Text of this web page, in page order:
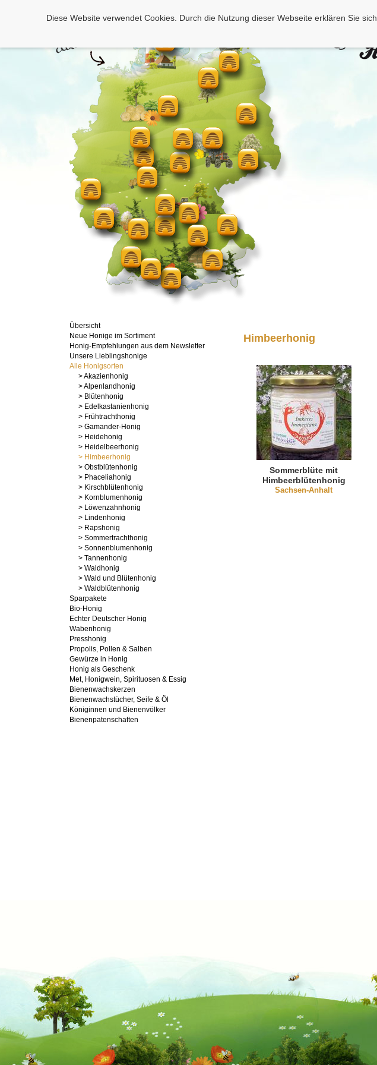
Diese Website verwendet Cookies. Durch die Nutzung dieser Webseite erklären Sie
Übersicht
Neue Honige im Sortiment
Honig-Empfehlungen aus dem Newsletter
Unsere Lieblingshonige
Alle Honigsorten
> Akazienhonig
> Alpenlandhonig
> Blütenhonig
> Edelkastanienhonig
> Frühtrachthonig
> Gamander-Honig
> Heidehonig
> Heidelbeerhonig
> Himbeerhonig
> Obstblütenhonig
> Phaceliahonig
> Kirschblütenhonig
> Kornblumenhonig
> Löwenzahnhonig
> Lindenhonig
> Rapshonig
> Sommertrachthonig
> Sonnenblumenhonig
> Tannenhonig
> Waldhonig
> Wald und Blütenhonig
> Waldblütenhonig
Sparpakete
Bio-Honig
Echter Deutscher Honig
Wabenhonig
Presshonig
Propolis, Pollen & Salben
Gewürze in Honig
Honig als Geschenk
Met, Honigwein, Spirituosen & Essig
Bienenwachskerzen
Bienenwachstücher, Seife & Öl
Königinnen und Bienenvölker
Bienenpatenschaften
Himbeerhonig
Sommerblüte mit
Himbeerblütenhonig
Sachsen-Anhalt